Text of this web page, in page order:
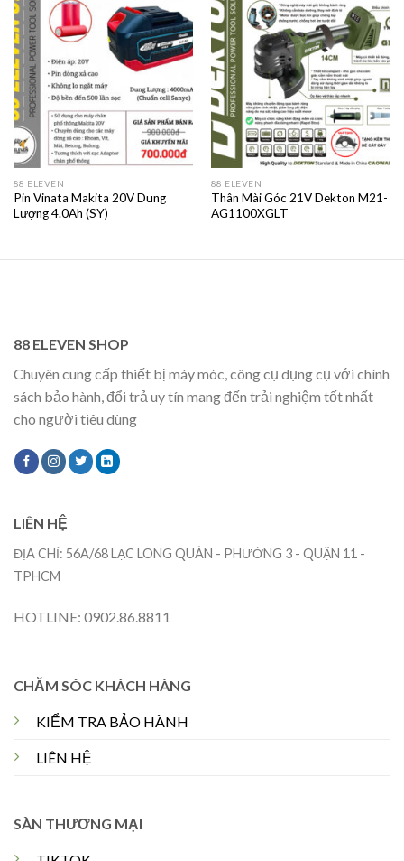
88 ELEVEN
Pin Vinata Makita 20V Dung
Lượng 4.0Ah (SY)
88 ELEVEN
Thân Mài Góc 21V Dekton M21-
AG1100XGLT
88 ELEVEN SHOP
Chuyên cung cấp thiết bị máy móc, công cụ dụng cụ với chính
sách bảo hành, đổi trả uy tín mang đến trải nghiệm tốt nhất
cho người tiêu dùng
CHĂM SÓC KHÁCH HÀNG
KIỂM TRA BẢO HÀNH
LIÊN HỆ
SÀN THƯƠNG MẠI
LIÊN HỆ
ĐỊA CHỈ: 56A/68 LẠC LONG QUÂN - PHƯỜNG 3 - QUẬN 11 -
TPHCM
HOTLINE: 0902.86.8811